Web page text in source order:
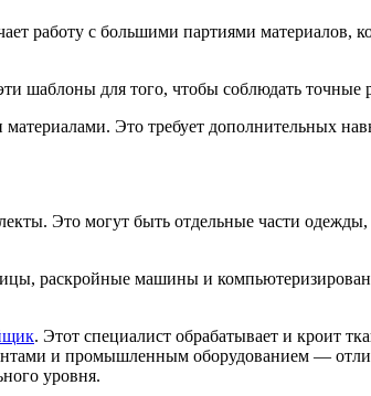
работу с большими партиями материалов,
шаблоны для того, чтобы соблюдать
Это требует дополнительных
Это могут быть отдельные части
раскройные машины и
. Этот специалист обрабатывает и кроит
и промышленным оборудованием —
уровня.